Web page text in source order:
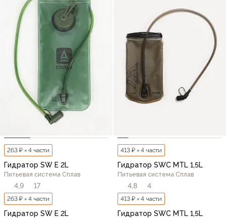
263 ₽ × 4 части
Гидратор SW E 2L
Питьевая система Сплав
4,9 17
263 ₽ × 4 части
Гидратор SW E 2L
413 ₽ × 4 части
Гидратор SWC MTL 1,5L
Питьевая система Сплав
4,8 4
413 ₽ × 4 части
Гидратор SWC MTL 1,5L